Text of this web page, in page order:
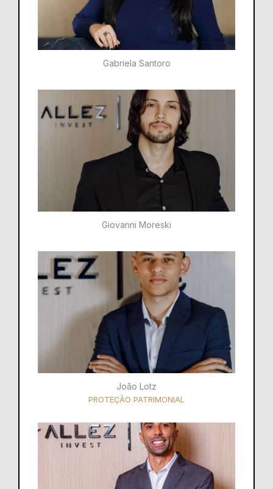
Gabriela Santoro​
Giovanni Moreski
João Lotz
PROTEÇÃO PATRIMONIAL